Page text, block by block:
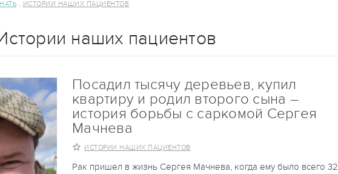
, ИСТОРИИ НАШИХ ПАЦИЕНТОВ
наших пациентов
Посадил тысячу деревьев, купил
квартиру и родил второго сына –
история борьбы с саркомой Сергея
Мачнева
ИСТОРИИ НАШИХ ПАЦИЕНТОВ
Рак пришел в жизнь Сергея Мачнева, когда ему было всего 32